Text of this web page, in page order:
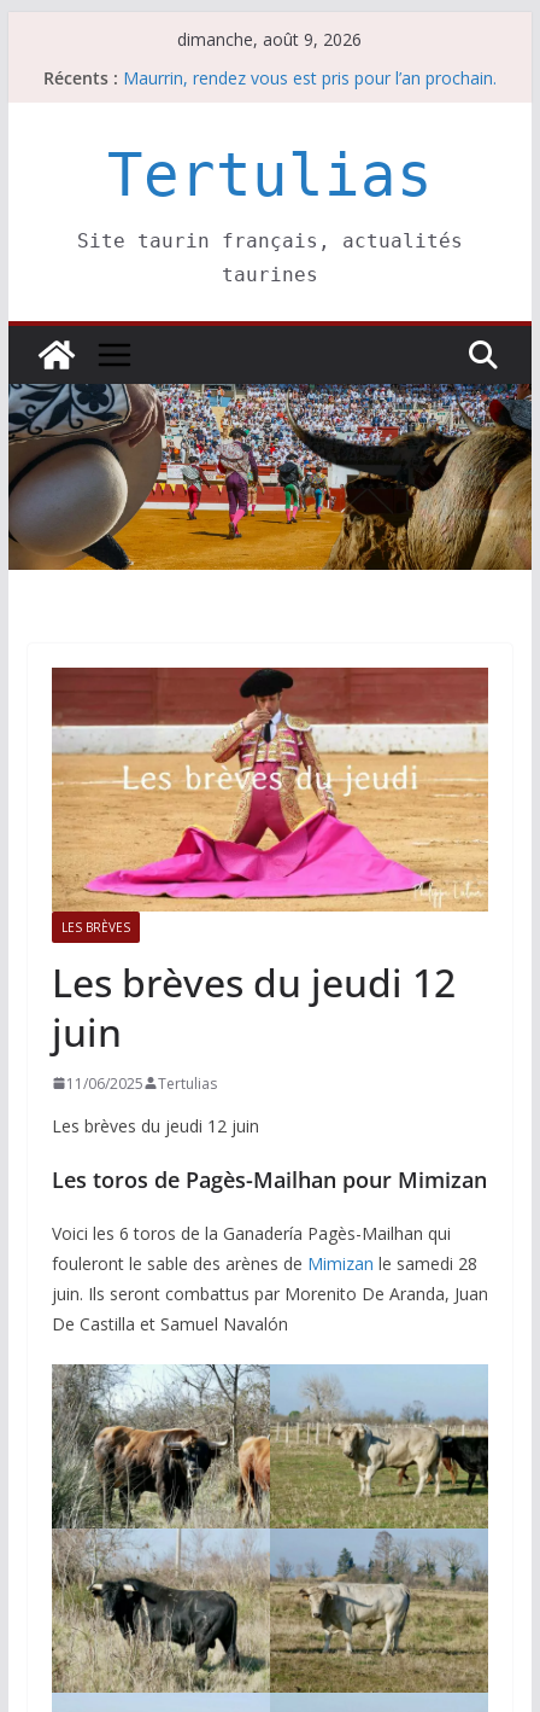
dimanche, août 9, 2026
Récents : Maurrin, rendez vous est pris pour l’an prochain.
Parentis, La Golosina: une première étape
Les brèves du samedi 8 août
Tertulias
Site taurin français, actualités
taurines
LES BRÈVES
Les brèves du jeudi 12
juin
11/06/2025 Tertulias
Les brèves du jeudi 12 juin
Les toros de Pagès-Mailhan pour Mimizan
Voici les 6 toros de la Ganadería Pagès-Mailhan qui
fouleront le sable des arènes de Mimizan le samedi 28
juin. Ils seront combattus par Morenito De Aranda, Juan
De Castilla et Samuel Navalón